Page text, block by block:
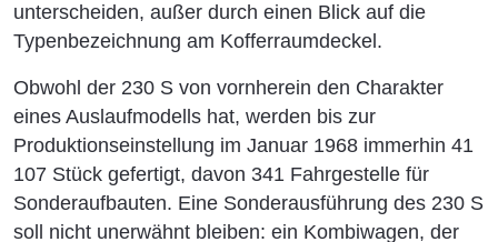
unterscheiden, außer durch einen Blick auf die
Typenbezeichnung am Kofferraumdeckel.
Obwohl der 230 S von vornherein den Charakter
eines Auslaufmodells hat, werden bis zur
Produktionseinstellung im Januar 1968 immerhin 41
107 Stück gefertigt, davon 341 Fahrgestelle für
Sonderaufbauten. Eine Sonderausführung des 230 S
soll nicht unerwähnt bleiben: ein Kombiwagen, der